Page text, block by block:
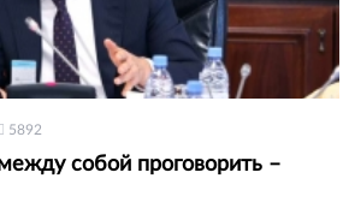
5892
собой проговорить –